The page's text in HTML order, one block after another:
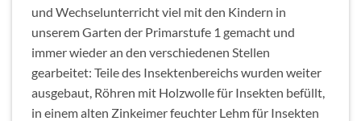
und Wechselunterricht viel mit den Kindern in
unserem Garten der Primarstufe 1 gemacht und
immer wieder an den verschiedenen Stellen
gearbeitet: Teile des Insektenbereichs wurden weiter
ausgebaut, Röhren mit Holzwolle für Insekten befüllt,
in einem alten Zinkeimer feuchter Lehm für Insekten